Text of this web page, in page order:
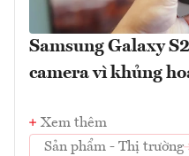
Samsung Galaxy
camera vì khủng
Xem thêm
Sản phẩm - Thị trường